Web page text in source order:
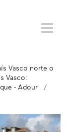
Vasco norte o
Vasco:
- Adour